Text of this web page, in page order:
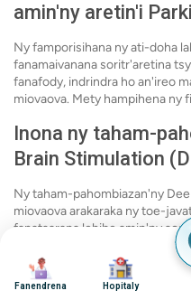
amin'ny aretin'i
Ny famporisihana ny ati-doha
fanamaivanana soritr'aretina
fanafody, indrindra ho an'ireo
miovaova. Mety hampihena ny
Inona ny taham-
Brain Stimulation
Ny taham-pahombiazan'ny
miovaova arakaraka ny toe-
fanatsarana lehibe amin'ny
ka mahatonga azy io ho safidy
Afaka mandeha ve
Image
Fanendrena
Image
Hopitaly